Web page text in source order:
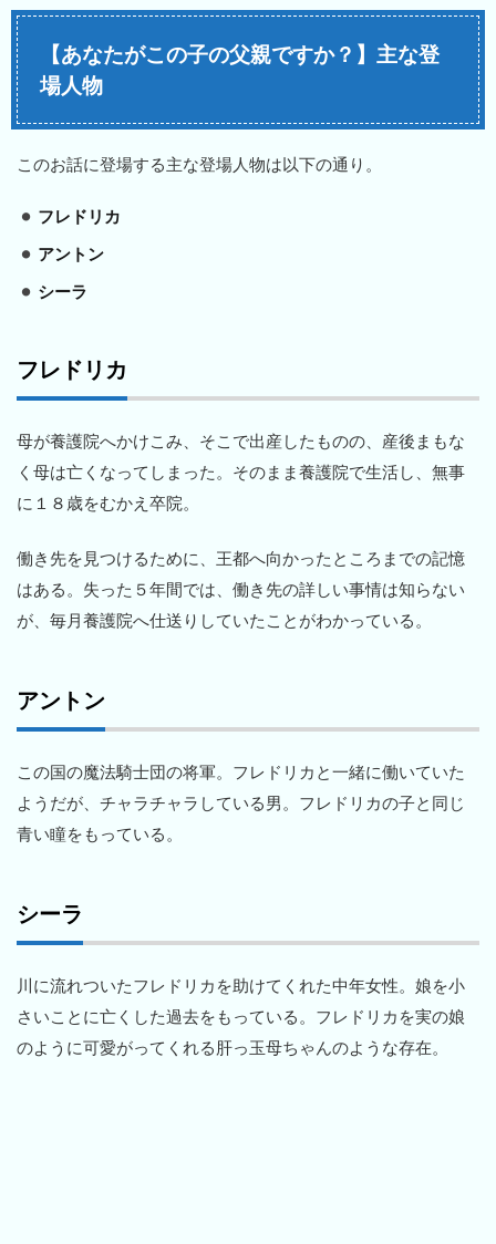
【あなたがこの子の父親ですか？】主な登
場人物
このお話に登場する主な登場人物は以下の通り。
フレドリカ
アントン
シーラ
フレドリカ
母が養護院へかけこみ、そこで出産したものの、産後まもな
く母は亡くなってしまった。そのまま養護院で生活し、無事
に１８歳をむかえ卒院。
働き先を見つけるために、王都へ向かったところまでの記憶
はある。失った５年間では、働き先の詳しい事情は知らない
が、毎月養護院へ仕送りしていたことがわかっている。
アントン
この国の魔法騎士団の将軍。フレドリカと一緒に働いていた
ようだが、チャラチャラしている男。フレドリカの子と同じ
青い瞳をもっている。
シーラ
川に流れついたフレドリカを助けてくれた中年女性。娘を小
さいことに亡くした過去をもっている。フレドリカを実の娘
のように可愛がってくれる肝っ玉母ちゃんのような存在。